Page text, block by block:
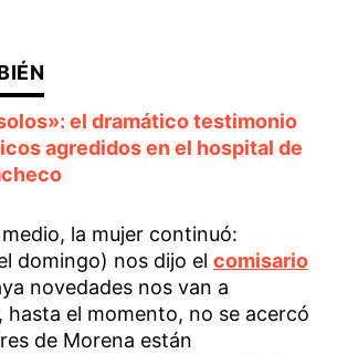
el dramático testimonio
agredidos en el hospital de
la mujer continuó:
domingo) nos dijo el comisario
novedades nos van a
hasta el momento, no se acercó
de Morena están